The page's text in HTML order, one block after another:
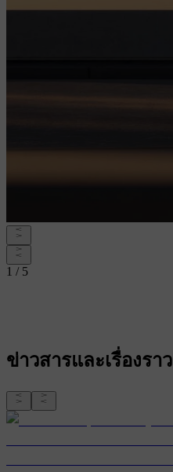
1 / 5
ข่าวสารและเรื่องราว